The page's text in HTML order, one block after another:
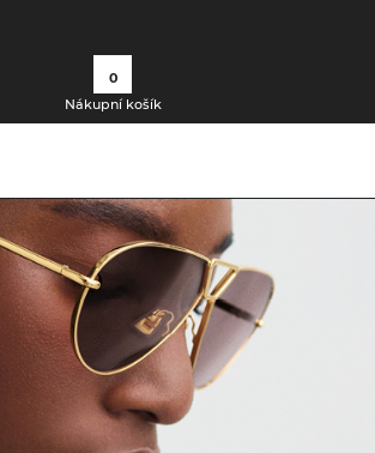
0
Nákupní košík